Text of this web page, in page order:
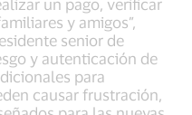
un pago, verificar
y amigos”,
senior de
y autenticación de
para
causar frustración,